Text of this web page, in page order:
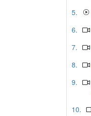
5.
6.
7.
8.
9.
10.